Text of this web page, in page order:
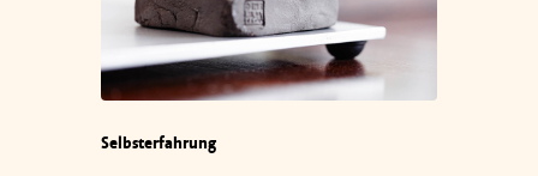
Selbsterfahrung